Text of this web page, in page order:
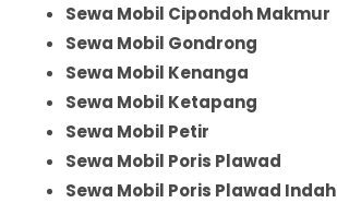
Sewa Mobil Cipondoh Makmur
Sewa Mobil Gondrong
Sewa Mobil Kenanga
Sewa Mobil Ketapang
Sewa Mobil Petir
Sewa Mobil Poris Plawad
Sewa Mobil Poris Plawad Indah